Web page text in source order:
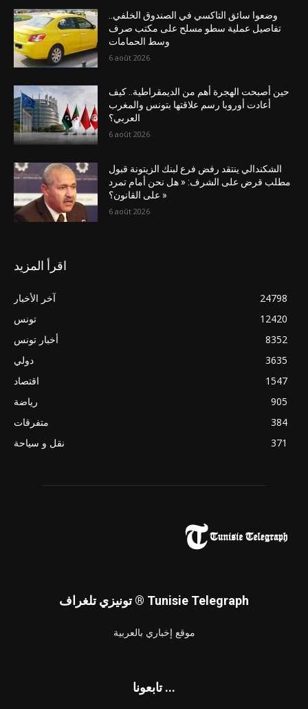
وضعوا سائق التاكسي في الصندوق الخلفي..
تفاصيل عملية سطو مسلح على مكتب صرف
وسط الحمامات
6 août 2026
حين أصبحت الهجرة أهم من الديمقراطية.. كيف
أعادت أوروبا رسم علاقتها بتونس والمغرب
العربي؟
6 août 2026
الشكندالي ينتقد رفض فرع لبنك الزيتونة قبول
مطلب قرض على الشرف: « هل نحن أمام تمرد
على القانون؟ »
6 août 2026
اقرأ المزيد
آخر الأخبار
24798
تونس
12420
أخبار تونس
8352
دولي
3635
اقتصاد
1547
رياضة
905
متفرقات
384
نقل و سياحة
371
تونيزي تلغراف ® Tunisie Telegraph
موقع إخباري بالعربية
تابعونا ...